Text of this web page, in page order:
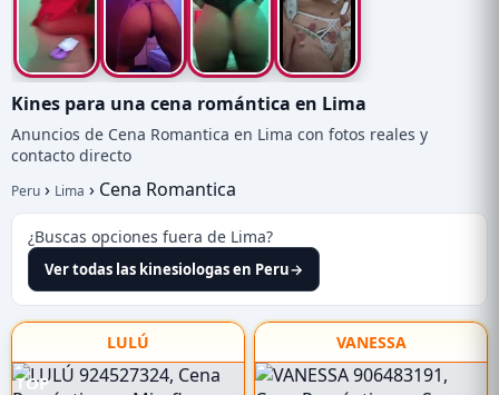
Kines para una cena romántica en Lima
Anuncios de Cena Romantica en Lima con fotos reales y
contacto directo
Peru › Lima › Cena Romantica
¿Buscas opciones fuera de Lima?
Ver todas las kinesiologas en Peru→
LULÚ
TOP
VANESSA